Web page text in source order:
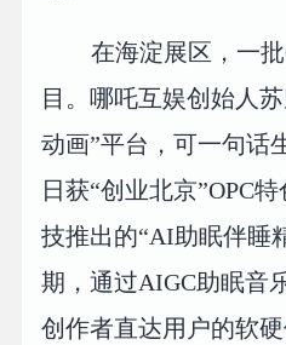
在海淀展区，一
目。哪吒互娱创始人
动画”平台，可一句话
日获“创业北京”OPC
技推出的“AI助眠伴睡
期，通过AIGC助眠音
创作者直达用户的软